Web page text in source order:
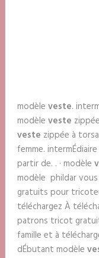
modèle veste.
modèle veste
veste zippée à
femme.
partir de. . · modèle
modèle phildar
gratuits pour
téléchargez À
patrons tricot
famille et à
dÉbutant modèle